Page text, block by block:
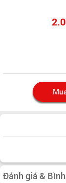
Đánh giá &